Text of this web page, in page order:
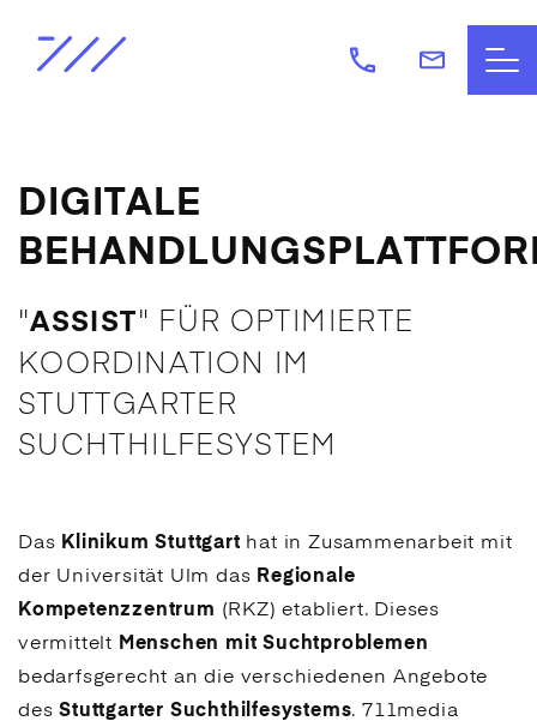
DIGITALE
"ASSIST" FÜR OPTIMIERTE
KOORDINATION IM
STUTTGARTER
SUCHTHILFESYSTEM
Das Klinikum Stuttgart hat in Zusammenarbeit mit
der Universität Ulm das Regionale
Kompetenzzentrum (RKZ) etabliert. Dieses
vermittelt Menschen mit Suchtproblemen
bedarfsgerecht an die verschiedenen Angebote
desStuttgarter Suchthilfesystems. 711media